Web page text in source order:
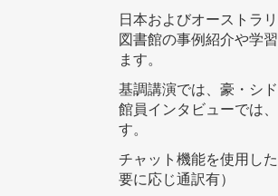
日本およびオーストラ
図書館の事例紹介や学
ます。
基調講演では、豪・シ
館員インタビューでは
す。
チャット機能を使用し
要に応じ通訳有）